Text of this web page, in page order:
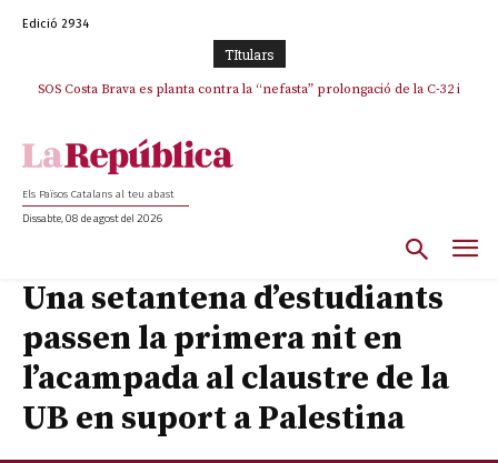
Edició 2934
TItulars
SOS Costa Brava es planta contra la “nefasta” prolongació de la C-32 i
Els Països Catalans al teu abast
Dissabte, 08 de agost del 2026
Una setantena d’estudiants
passen la primera nit en
l’acampada al claustre de la
UB en suport a Palestina